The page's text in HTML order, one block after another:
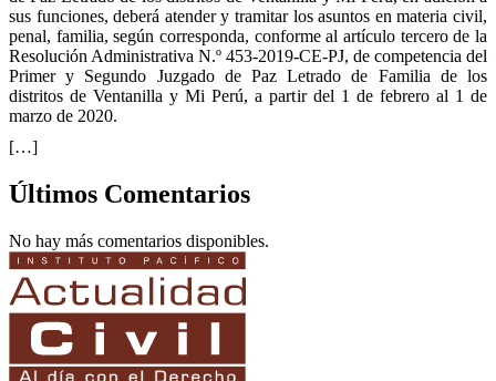
sus funciones, deberá atender y tramitar los asuntos en materia civil,
penal, familia, según corresponda, conforme al artículo tercero de la
Resolución Administrativa N.º 453-2019-CE-PJ, de competencia del
Primer y Segundo Juzgado de Paz Letrado de Familia de los
distritos de Ventanilla y Mi Perú, a partir del 1 de febrero al 1 de
marzo de 2020.
[…]
Últimos Comentarios
No hay más comentarios disponibles.